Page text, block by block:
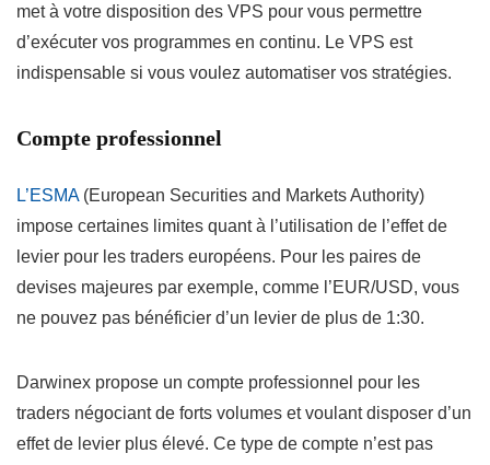
met à votre disposition des VPS pour vous permettre
d’exécuter vos programmes en continu. Le VPS est
indispensable si vous voulez automatiser vos stratégies.
Compte professionnel
L’ESMA(European Securities and Markets Authority)
impose certaines limites quant à l’utilisation de l’effet de
levier pour les traders européens. Pour les paires de
devises majeures par exemple, comme l’EUR/USD, vous
ne pouvez pas bénéficier d’un levier de plus de 1:30.
Darwinex propose un compte professionnel pour les
traders négociant de forts volumes et voulant disposer d’un
effet de levier plus élevé. Ce type de compte n’est pas